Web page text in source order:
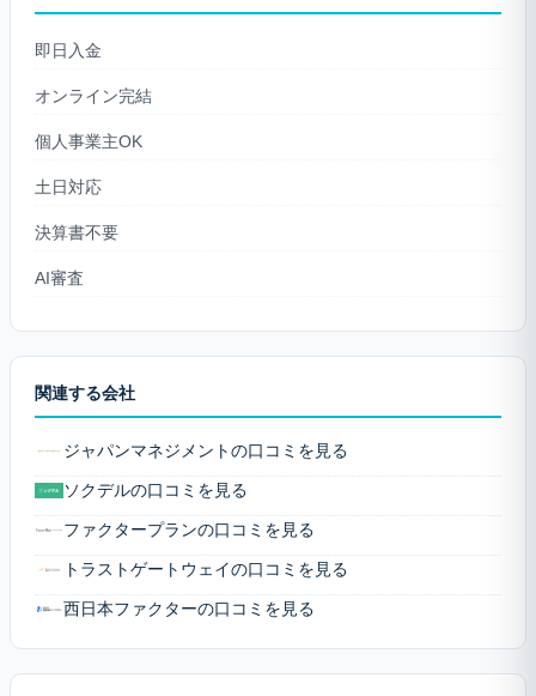
即日入金
オンライン完結
個人事業主OK
土日対応
決算書不要
AI審査
関連する会社
ジャパンマネジメントの口コミを見る
ソクデルの口コミを見る
ファクタープランの口コミを見る
トラストゲートウェイの口コミを見る
西日本ファクターの口コミを見る